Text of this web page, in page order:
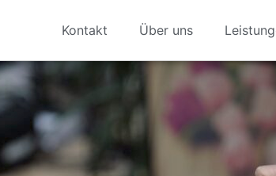
Kontakt Über uns